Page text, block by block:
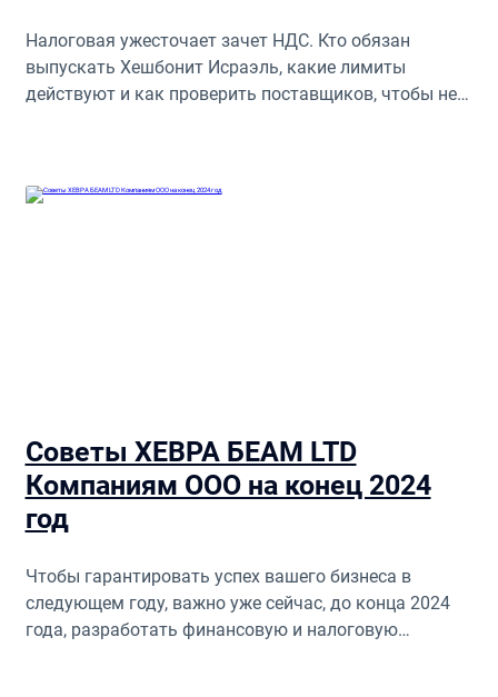
Налоговая ужесточает зачет НДС. Кто обязан
выпускать Хешбонит Исраэль, какие лимиты
действуют и как проверить поставщиков, чтобы не
Советы ХЕВРА БЕАМ LTD
Компаниям ООО на конец 2024
год
Чтобы гарантировать успех вашего бизнеса в
следующем году, важно уже сейчас, до конца 2024
года, разработать финансовую и налоговую